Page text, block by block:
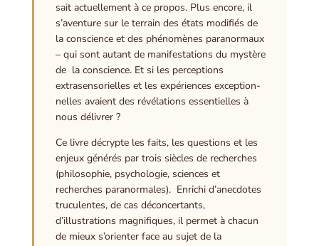
sait actuellement à ce propos. Plus encore, il
s’aventure sur le terrain des états modifiés de
la conscience et des phénomènes paranormaux
– qui sont autant de manifestations du mystère
de la conscience. Et si les perceptions
extrasensorielles et les expériences exception-
nelles avaient des révélations essentielles à
nous délivrer ?
Ce livre décrypte les faits, les questions et les
enjeux générés par trois siècles de recherches
(philosophie, psychologie, sciences et
recherches paranormales). Enrichi d’anecdotes
truculentes, de cas déconcertants,
d’illustrations magnifiques, il permet à chacun
de mieux s’orienter face au sujet de la